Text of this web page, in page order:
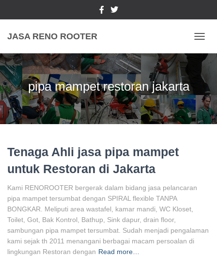
JASA RENO ROOTER
pipa mampet restoran jakarta
Tenaga Ahli jasa pipa mampet
untuk Restoran di Jakarta
Kami RENOROOTER bergerak dalam bidang jasa pelancaran
pipa mampet tersumbat dengan SPIRAL flexible TANPA
BONGKAR. Meliputi area wastafel, kamar mandi, WC Kloset,
Toilet, Got, Bak Kontrol, Bathup, Sink dapur, drain floor,
sambungan pipa mampet tersumbat. Sudah menjadi pengalaman
kami sejak th 2011 menangani berbagai macam persoalan di
lingkungan Restoran dengan Read more…